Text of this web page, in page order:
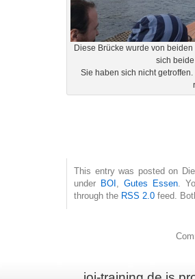
Diese Brücke wurde von
sich
Sie haben sich nicht
This entry was posted on
under BOI Gutes Essen.
through the RSS 2.0 feed.